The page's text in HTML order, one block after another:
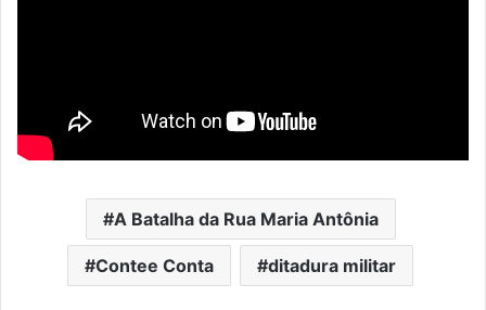
A Batalha da Rua Maria Antônia
Contee Conta ditadura militar